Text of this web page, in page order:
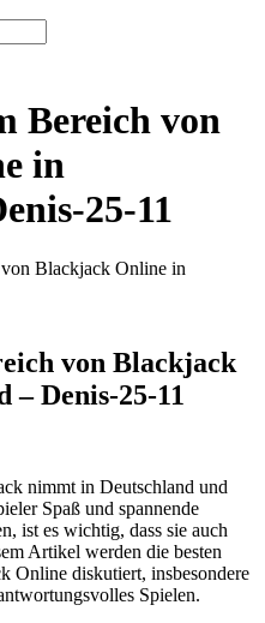
Bereich von
in
25-11
Blackjack Online in
von Blackjack
– Denis-25-11
nimmt in Deutschland und
Spaß und spannende
ist es wichtig, dass sie auch
Artikel werden die besten
Online diskutiert, insbesondere
Spielen.